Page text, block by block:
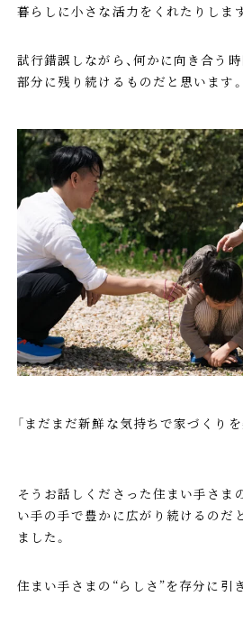
暮らしに小さな活力をくれたりします
試行錯誤しながら、何かに向き合う
部分に残り続けるものだと思います。
「まだまだ新鮮な気持ちで家づくりを
そうお話しくださった住まい手さま
い手の手で豊かに広がり続けるのだ
ました。
住まい手さまの“らしさ”を存分に引き